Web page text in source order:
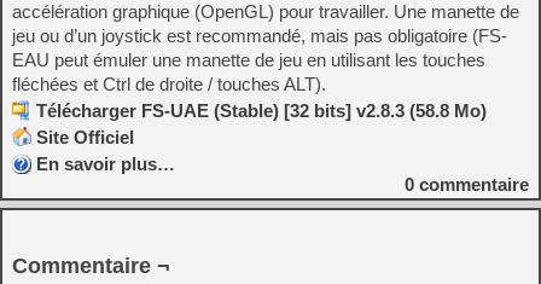
accélération graphique (OpenGL) pour travailler. Une manette de
jeu ou d’un joystick est recommandé, mais pas obligatoire (FS-
EAU peut émuler une manette de jeu en utilisant les touches
fléchées et Ctrl de droite / touches ALT).
Télécharger FS-UAE (Stable) [32 bits] v2.8.3 (58.8 Mo)
Site Officiel
En savoir plus…
0 commentaire
Commentaire ¬